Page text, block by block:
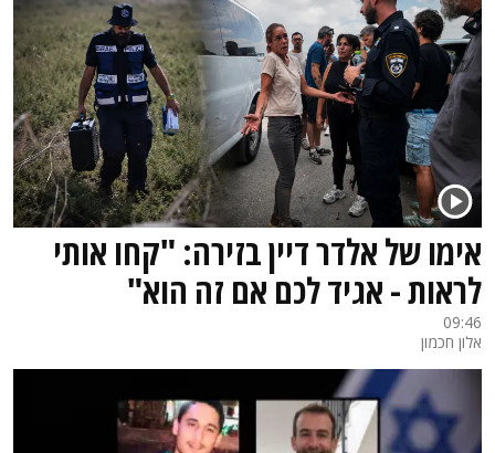
אימו של אלדר דיין בזירה: "קחו אותי
לראות - אגיד לכם אם זה הוא"
09:46
אלון חכמון